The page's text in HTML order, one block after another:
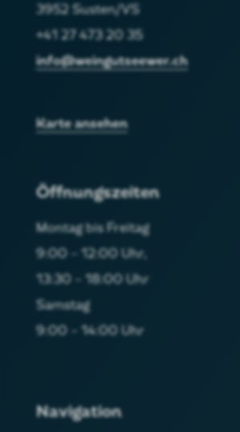
3952 Susten/VS
+41 27 473 20 35
info@weingutseewer.ch
Karte ansehen
Öffnungszeiten
Montag bis Freitag
9:00 – 12:00 Uhr,
13:30 – 18:00 Uhr
Samstag
9:00 – 14:00 Uhr
Navigation